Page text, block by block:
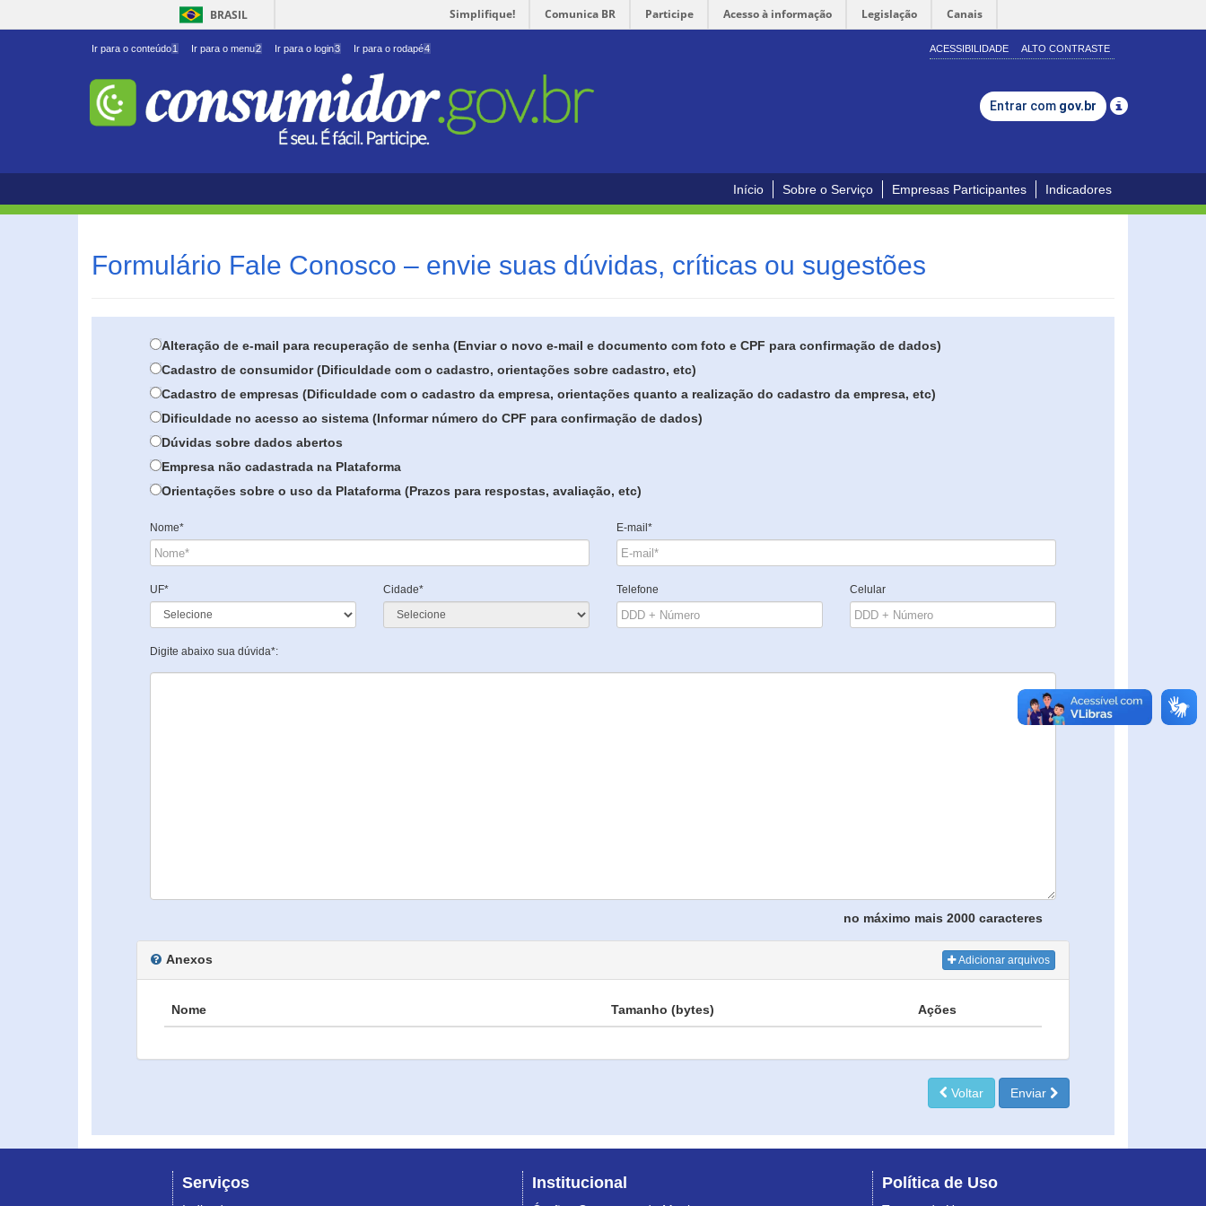
BRASIL Simplifique! Comunica BR Participe Acesso à informação Legislação Canais
Ir para o conteúdo1 Ir para o menu2 Ir para o login3 Ir para o rodapé4 ACESSIBILIDADE ALTO CONTRASTE
Entrar com gov.br
Início Sobre o Serviço Empresas Participantes Indicadores
Formulário Fale Conosco – envie suas dúvidas, críticas ou sugestões
Alteração de e-mail para recuperação de senha (Enviar o novo e-mail e documento com foto e CPF para confirmação de dados)
Cadastro de consumidor (Dificuldade com o cadastro, orientações sobre cadastro, etc)
Cadastro de empresas (Dificuldade com o cadastro da empresa, orientações quanto a realização do cadastro da empresa, etc)
Dificuldade no acesso ao sistema (Informar número do CPF para confirmação de dados)
Dúvidas sobre dados abertos
Empresa não cadastrada na Plataforma
Orientações sobre o uso da Plataforma (Prazos para respostas, avaliação, etc)
Nome* E-mail*
UF* Cidade* Telefone Celular
Digite abaixo sua dúvida*:
no máximo mais 2000 caracteres
Anexos Adicionar arquivos
Nome Tamanho (bytes) Ações
Voltar Enviar
Serviços Institucional Política de Uso